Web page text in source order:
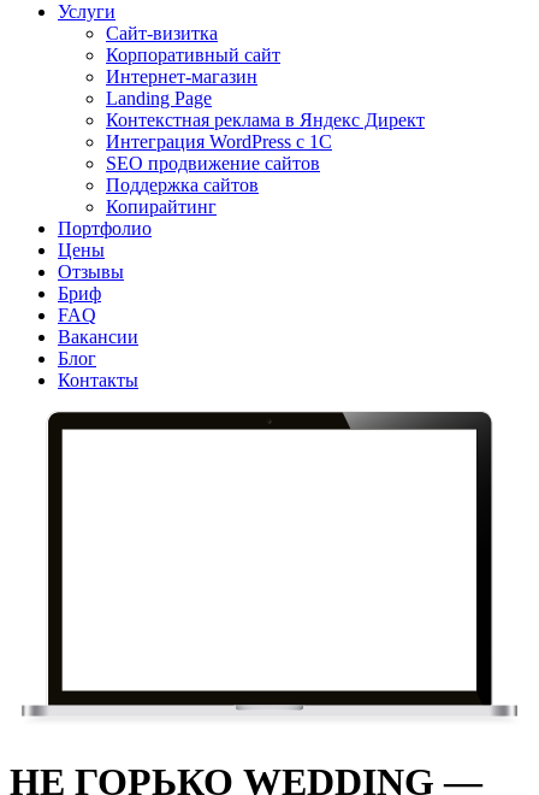
Услуги
Сайт-визитка
Корпоративный сайт
Интернет-магазин
Landing Page
Контекстная реклама в Яндекс Директ
Интеграция WordPress c 1C
SEO продвижение сайтов
Поддержка сайтов
Копирайтинг
Портфолио
Цены
Отзывы
Бриф
FAQ
Вакансии
Блог
Контакты
НЕ ГОРЬКО WEDDING —